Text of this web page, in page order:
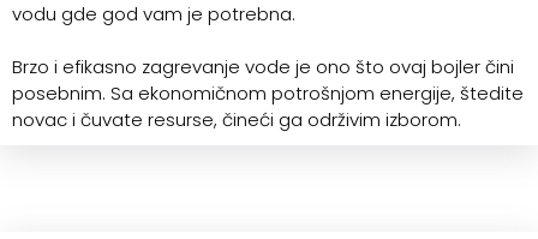
vodu gde god vam je potrebna.
Brzo i efikasno zagrevanje vode je ono što ovaj bojler čini
posebnim. Sa ekonomičnom potrošnjom energije, štedite
novac i čuvate resurse, čineći ga održivim izborom.